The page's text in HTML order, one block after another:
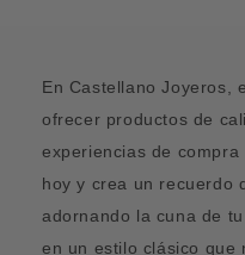
En Castellano Joyeros,
ofrecer productos de
experiencias de
hoy y crea un recuerdo
adornando la cuna de
en un estilo clásico que